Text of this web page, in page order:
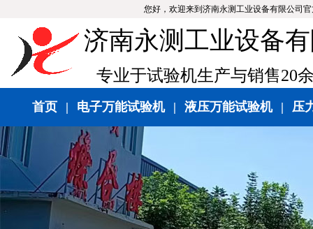
您好，欢迎来到济南永测工业设备有限公司
济南永测工业设备
专业于试验机生产与销售20
首页 | 电子万能试验机 | 液压万能试验机 | 压